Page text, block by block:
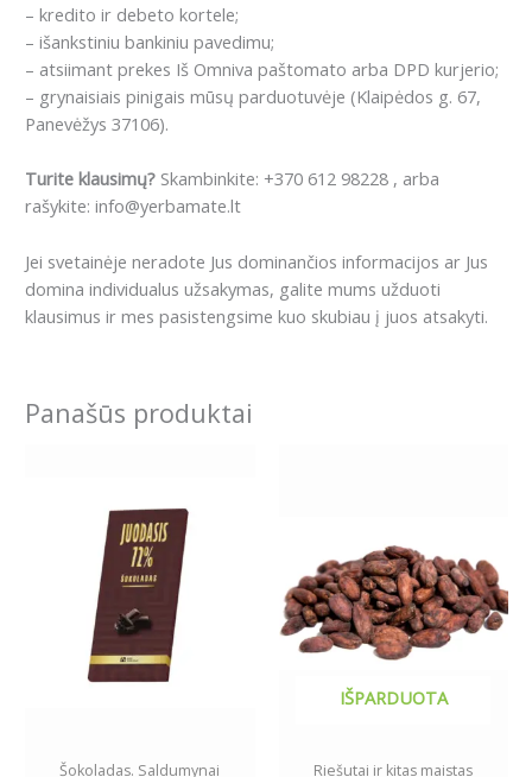
– kredito ir debeto kortele;
– išankstiniu bankiniu pavedimu;
– atsiimant prekes Iš Omniva paštomato arba DPD kurjerio;
– grynaisiais pinigais mūsų parduotuvėje (Klaipėdos g. 67,
Panevėžys 37106).
Turite klausimų? Skambinkite: +370 612 98228 , arba
rašykite: info@yerbamate.lt
Jei svetainėje neradote Jus dominančios informacijos ar Jus
domina individualus užsakymas, galite mums užduoti
klausimus ir mes pasistengsime kuo skubiau į juos atsakyti.
Panašūs produktai
Šokoladas. Saldumynai
IŠPARDUOTA
Riešutai ir kitas maistas
variants.
The
options
may
chosen